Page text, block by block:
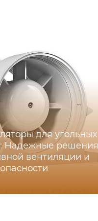
для угольных
Надежные решения
вентиляции и